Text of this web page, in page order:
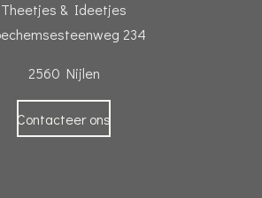
Theetjes & Ideetjes
234
2560 Nijlen
Contacteer ons